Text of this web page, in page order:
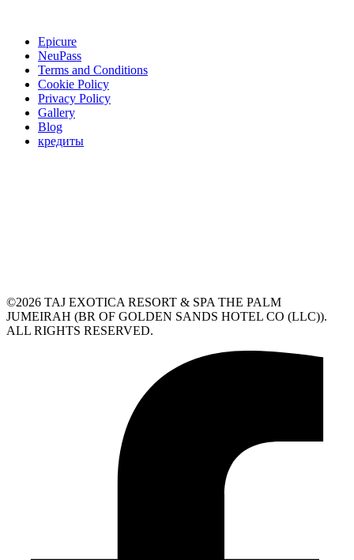
Epicure
NeuPass
Terms and Conditions
Cookie Policy
Privacy Policy
Gallery
Blog
кредиты
©2026 TAJ EXOTICA RESORT & SPA THE PALM
JUMEIRAH (BR OF GOLDEN SANDS HOTEL CO (LLC)).
ALL RIGHTS RESERVED.